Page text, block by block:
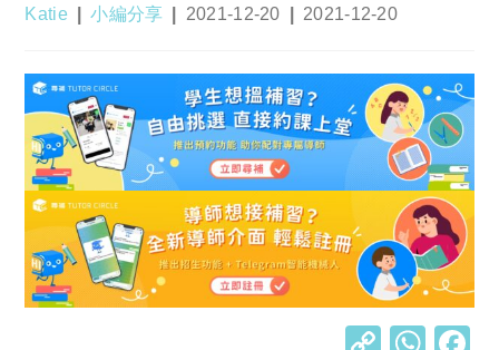
Post
Katie
Post
小編分享
Post
2021-12-20
Post
2021-12-20